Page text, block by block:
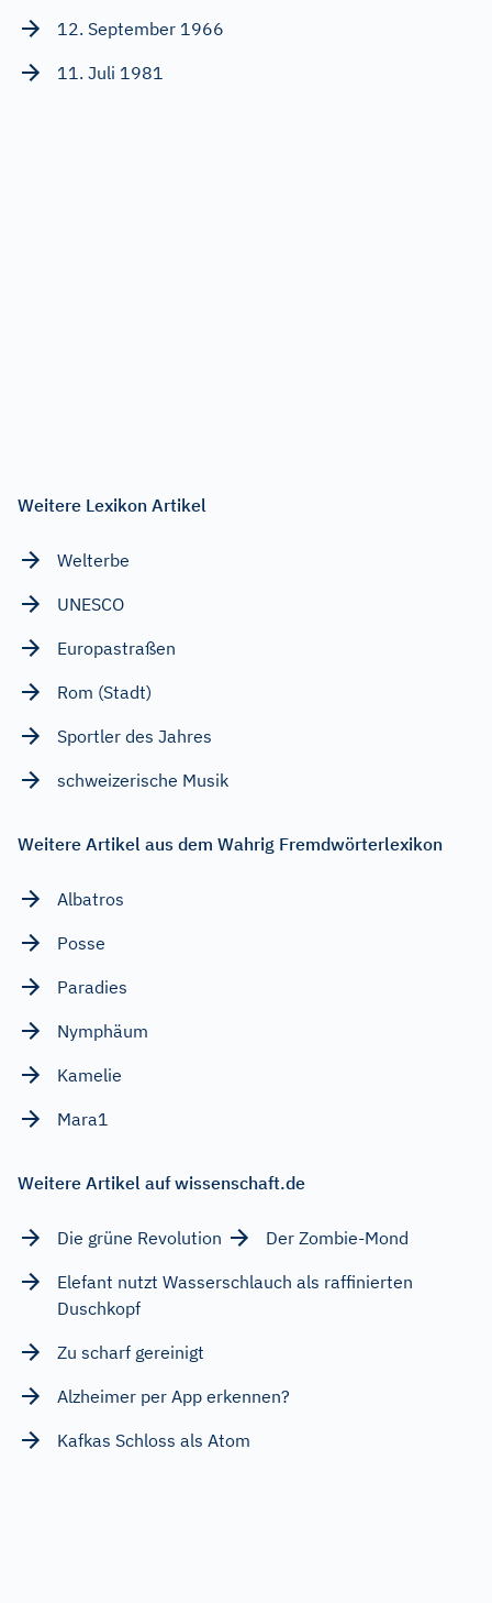
12. September 1966
11. Juli 1981
Weitere Lexikon Artikel
Welterbe
UNESCO
Europastraßen
Rom (Stadt)
Sportler des Jahres
schweizerische Musik
Weitere Artikel aus dem Wahrig Fremdwörterlexikon
Albatros
Posse
Paradies
Nymphäum
Kamelie
Mara1
Weitere Artikel auf wissenschaft.de
Die grüne Revolution
Der Zombie-Mond
Elefant nutzt Wasserschlauch als raffinierten
Duschkopf
Zu scharf gereinigt
Alzheimer per App erkennen?
Kafkas Schloss als Atom